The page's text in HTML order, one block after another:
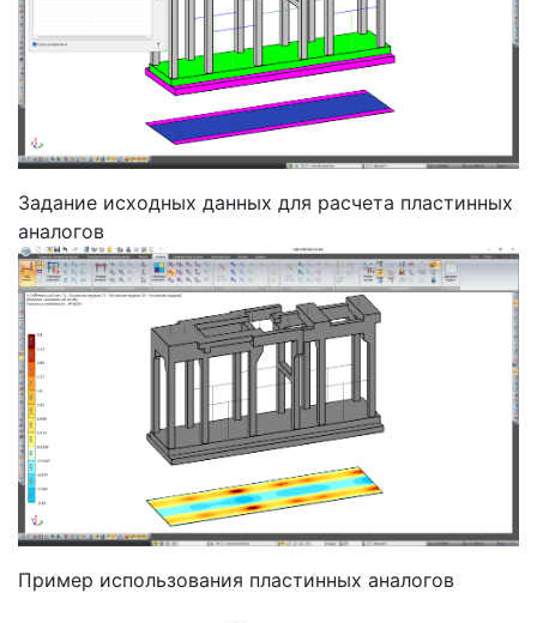
Задание исходных данных для расчета пластинных
аналогов
Пример использования пластинных аналогов